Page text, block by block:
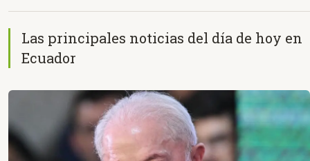
Las principales noticias del día de hoy en
Ecuador